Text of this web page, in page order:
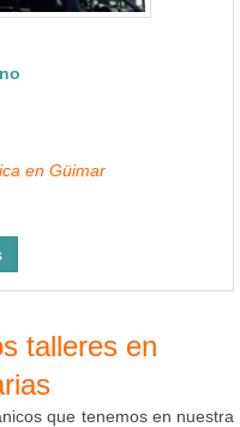
en Güimar
talleres en
que tenemos en nuestra